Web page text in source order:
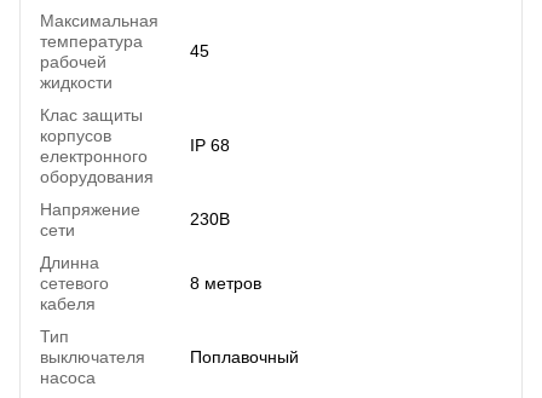
Максимальная
температура
рабочей
жидкости
45
Клас защиты
корпусов
електронного
оборудования
IP 68
Напряжение
сети
230В
Длинна
сетевого
кабеля
8 метров
Тип
выключателя
насоса
Поплавочный